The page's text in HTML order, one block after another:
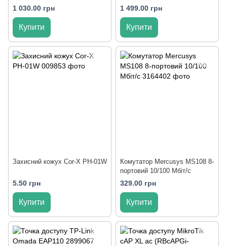
1 030.00 грн
Купити
1 499.00 грн
Купити
Захисний кожух Cor-X PH-01W
5.50 грн
Купити
Комутатор Mercusys MS108 8-
портовий 10/100 Мбіт/с
329.00 грн
Купити